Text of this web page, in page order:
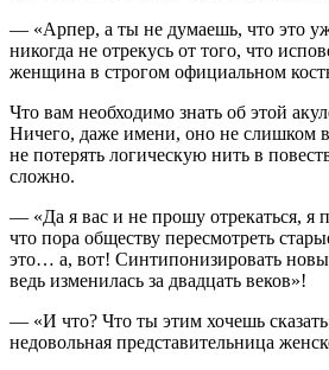
— «Арпер, а ты не думаешь, что это
никогда не отрекусь от того, что
женщина в строгом официальном
Что вам необходимо знать об этой
Ничего, даже имени, оно не слишком
не потерять логическую нить в
сложно.
— «Да я вас и не прошу отрекаться, я
что пора обществу пересмотреть
это… а, вот! Синтипонизировать
ведь изменилась за двадцать веков»!
— «И что? Что ты этим хочешь
недовольная представительница